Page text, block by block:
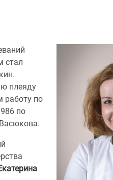
стал
плеяду
работу по
по